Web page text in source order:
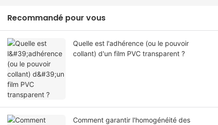
Recommandé pour vous
Quelle est l'adhérence (ou le pouvoir
collant) d'un film PVC transparent ?
Comment garantir l'homogénéité des